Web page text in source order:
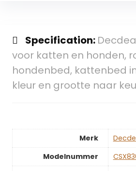
Specification:
voor katten en honden,
hondenbed, kattenbed
kleur en grootte naar
Merk
Modelnummer